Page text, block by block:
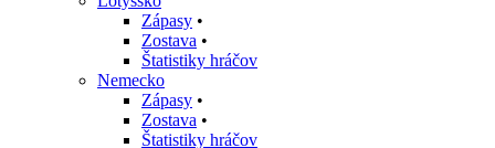
Zápasy •
Zostava •
Štatistiky hráčov
Nemecko
Zápasy •
Zostava •
Štatistiky hráčov